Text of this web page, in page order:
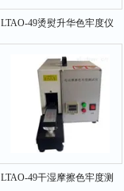
LTAO-49烫熨升华色牢度仪
LTAO-49干湿摩擦色牢度测